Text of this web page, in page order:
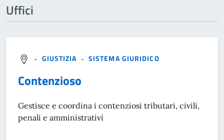
Uffici
- GIUSTIZIA - SISTEMA GIURIDICO
Contenzioso
Gestisce e coordina i contenziosi tributari, civili,
penali e amministrativi